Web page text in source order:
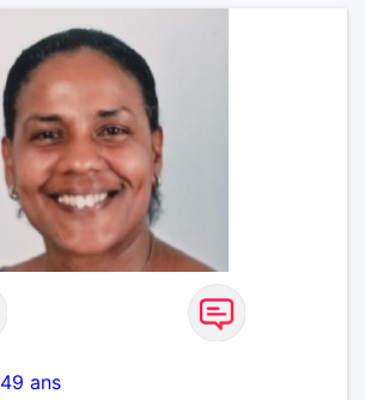
49 ans